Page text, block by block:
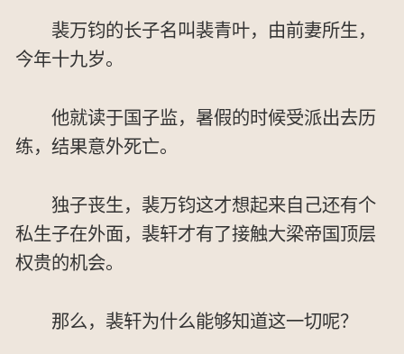
裴万钧的长子名叫裴青叶，由前妻所生，
今年十九岁。
他就读于国子监，暑假的时候受派出去历
练，结果意外死亡。
独子丧生，裴万钧这才想起来自己还有个
私生子在外面，裴轩才有了接触大梁帝国顶层
权贵的机会。
那么，裴轩为什么能够知道这一切呢？